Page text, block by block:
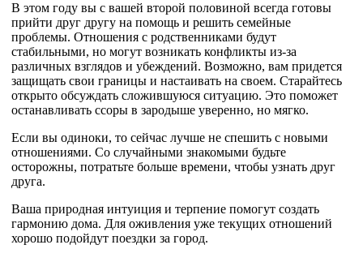
В этом году вы с вашей второй половиной всегда готовы
прийти друг другу на помощь и решить семейные
проблемы. Отношения с родственниками будут
стабильными, но могут возникать конфликты из-за
различных взглядов и убеждений. Возможно, вам придется
защищать свои границы и настаивать на своем. Старайтесь
открыто обсуждать сложившуюся ситуацию. Это поможет
останавливать ссоры в зародыше уверенно, но мягко.
Если вы одиноки, то сейчас лучше не спешить с новыми
отношениями. Со случайными знакомыми будьте
осторожны, потратьте больше времени, чтобы узнать друг
друга.
Ваша природная интуиция и терпение помогут создать
гармонию дома. Для оживления уже текущих отношений
хорошо подойдут поездки за город.